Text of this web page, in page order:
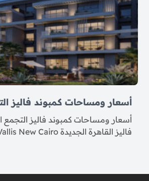
أسعار ومساحات كمبوند فاليز
أسعار ومساحات كمبوند فاليز
فاليز القاهرة الجديدة Vallis New Cairo هو